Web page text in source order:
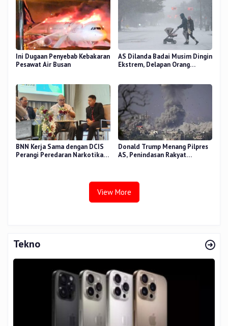
Ini Dugaan Penyebab Kebakaran
Pesawat Air Busan
AS Dilanda Badai Musim Dingin
Ekstrem, Delapan Orang
BNN Kerja Sama dengan DCIS
Perangi Peredaran Narkotika
Donald Trump Menang Pilpres
AS, Penindasan Rakyat
View More
Tekno